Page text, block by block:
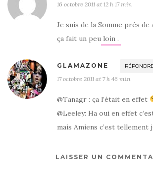
16 octobre 2011 at 12 h 17 min
Je suis de la Somme prés de
ça fait un peu loin .
GLAMAZONE RÉPONDRE
17 octobre 2011 at 7 h 46 min
@Tanagr : ça l’était en effet
@Leeley: Ha oui en effet
mais Amiens c’est tellement
LAISSER UN